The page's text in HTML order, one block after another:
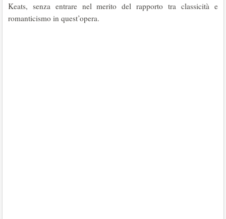
Keats, senza entrare nel merito del rapporto tra classicità e
romanticismo in quest’opera.